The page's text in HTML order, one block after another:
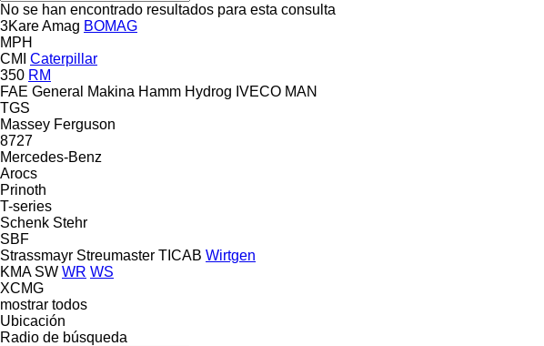
No se han encontrado resultados para esta consulta
3KareAmag BOMAG
MPH
CMI Caterpillar
350 RM
FAE General Makina Hamm Hydrog IVECO MAN
TGS
Massey Ferguson
8727
Mercedes-Benz
Arocs
Prinoth
T-series
Schenk Stehr
SBF
Strassmayr Streumaster TICAB Wirtgen
KMA SW WR WS
XCMG
mostrar todos
Ubicación
Radio de búsqueda